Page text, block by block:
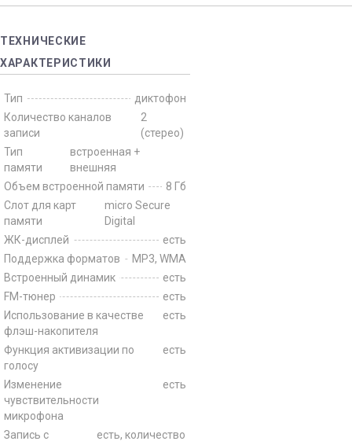
ТЕХНИЧЕСКИЕ
ХАРАКТЕРИСТИКИ
Тип
диктофон
Количество каналов
записи
2
(стерео)
Тип
памяти
встроенная +
внешняя
Объем встроенной памяти
8 Гб
Слот для карт
памяти
micro Secure
Digital
ЖК-дисплей
есть
Поддержка форматов
MP3, WMA
Встроенный динамик
есть
FM-тюнер
есть
Использование в качестве
флэш-накопителя
есть
Функция активизации по
голосу
есть
Изменение
чувствительности
микрофона
есть
Запись с
есть, количество